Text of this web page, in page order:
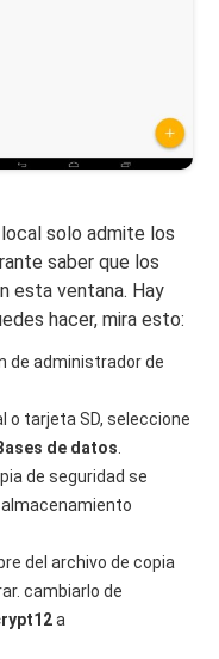
solo admite los
saber que los
esta ventana. Hay
hacer, mira esto:
de administrador de
o tarjeta SD, seleccione
de datos
de seguridad se
del archivo de copia
cambiarlo de
a